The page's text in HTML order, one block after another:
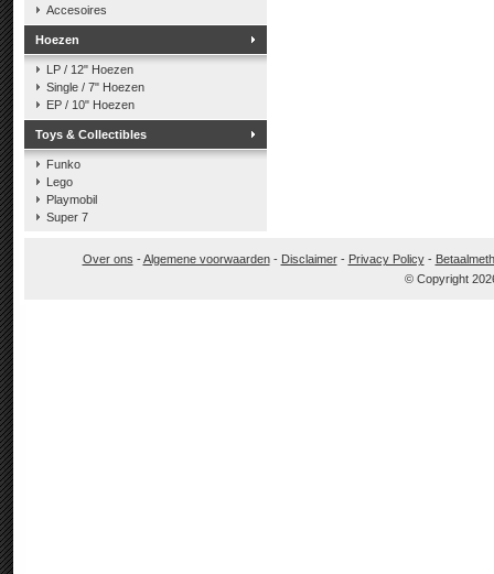
Accesoires
Hoezen
LP / 12" Hoezen
Single / 7" Hoezen
EP / 10" Hoezen
Toys & Collectibles
Funko
Lego
Playmobil
Super 7
Over ons -Algemene voorwaarden- Disclaimer- Privacy Policy-
© Copyright